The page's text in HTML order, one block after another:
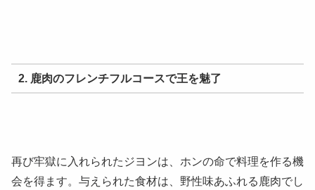
2. 鹿肉のフレンチフルコースで王を魅了
再び牢獄に入れられたジヨンは、ホンの命で料理を作る機
会を得ます。与えられた食材は、野性味あふれる鹿肉でし